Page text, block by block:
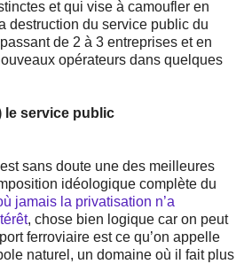
et qui vise à camoufler en
destruction du service public du
de 2 à 3 entreprises et en
opérateurs dans quelques
le service public
sans doute une des meilleures
idéologique complète du
jamais la privatisation n’a
, chose bien logique car on peut
ferroviaire est ce qu’on appelle
naturel, un domaine où il fait plus